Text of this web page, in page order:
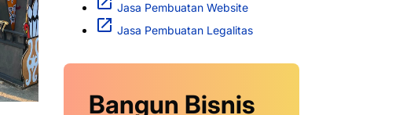
Jasa Pembuatan Website
Jasa Pembuatan Legalitas
Bangun Bisnis